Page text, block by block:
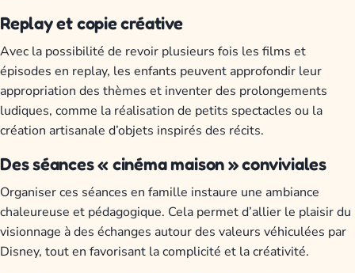
Replay et copie créative
Avec la possibilité de revoir plusieurs fois les films et
épisodes en replay, les enfants peuvent approfondir leur
appropriation des thèmes et inventer des prolongements
ludiques, comme la réalisation de petits spectacles ou la
création artisanale d’objets inspirés des récits.
Des séances « cinéma maison » conviviales
Organiser ces séances en famille instaure une ambiance
chaleureuse et pédagogique. Cela permet d’allier le plaisir du
visionnage à des échanges autour des valeurs véhiculées par
Disney, tout en favorisant la complicité et la créativité.